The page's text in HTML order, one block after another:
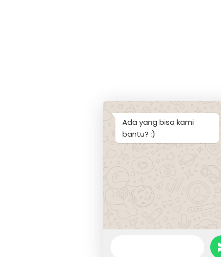
Ada yang bisa kami
bantu? :)